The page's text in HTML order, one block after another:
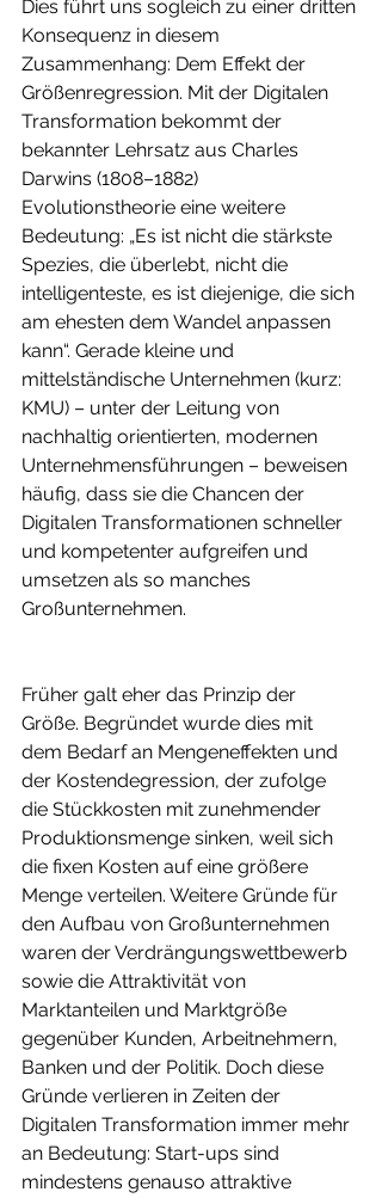
Dies führt uns sogleich zu einer dritten
Konsequenz in diesem
Zusammenhang: Dem Effekt der
Größenregression. Mit der Digitalen
Transformation bekommt der
bekannter Lehrsatz aus Charles
Darwins (1808–1882)
Evolutionstheorie eine weitere
Bedeutung: „Es ist nicht die stärkste
Spezies, die überlebt, nicht die
intelligenteste, es ist diejenige, die sich
am ehesten dem Wandel anpassen
kann“. Gerade kleine und
mittelständische Unternehmen (kurz:
KMU) – unter der Leitung von
nachhaltig orientierten, modernen
Unternehmensführungen – beweisen
häufig, dass sie die Chancen der
Digitalen Transformationen schneller
und kompetenter aufgreifen und
umsetzen als so manches
Großunternehmen.
Früher galt eher das Prinzip der
Größe. Begründet wurde dies mit
dem Bedarf an Mengeneffekten und
der Kostendegression, der zufolge
die Stückkosten mit zunehmender
Produktionsmenge sinken, weil sich
die fixen Kosten auf eine größere
Menge verteilen. Weitere Gründe für
den Aufbau von Großunternehmen
waren der Verdrängungswettbewerb
sowie die Attraktivität von
Marktanteilen und Marktgröße
gegenüber Kunden, Arbeitnehmern,
Banken und der Politik. Doch diese
Gründe verlieren in Zeiten der
Digitalen Transformation immer mehr
an Bedeutung: Start-ups sind
mindestens genauso attraktive